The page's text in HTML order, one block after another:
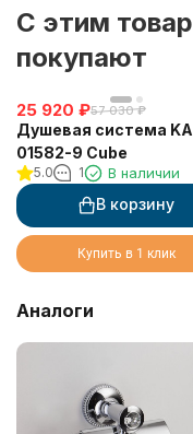
C этим
покупают
25 920 ₽57 030 ₽
Душевая система
01582-9 Cube
5.0 1 В наличии
В корзину
Купить в 1 клик
Аналоги